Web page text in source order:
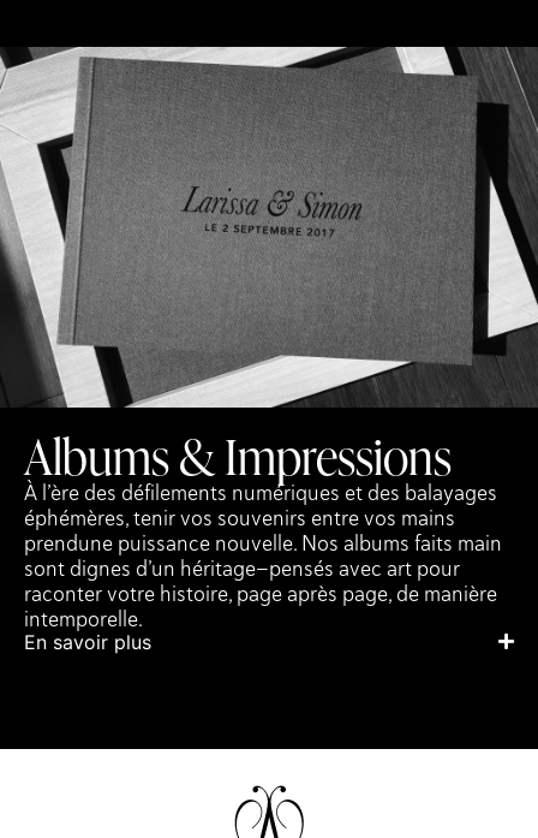
Albums & Impressions
À l’ère des défilements numériques et des balayages
éphémères, tenir vos souvenirs entre vos mains
prendune puissance nouvelle. Nos albums faits main
sont dignes d’un héritage—pensés avec art pour
raconter votre histoire, page après page, de manière
intemporelle.
En savoir plus